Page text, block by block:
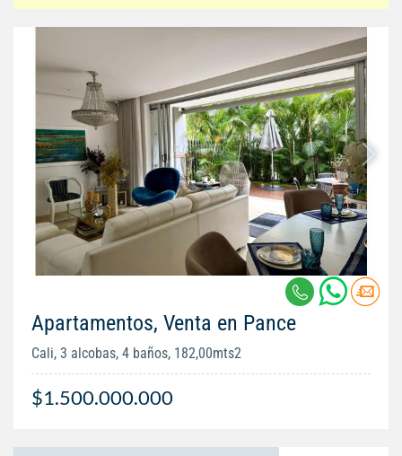
Apartamentos, Venta en Pance
Cali, 3 alcobas, 4 baños, 182,00mts2
$1.500.000.000